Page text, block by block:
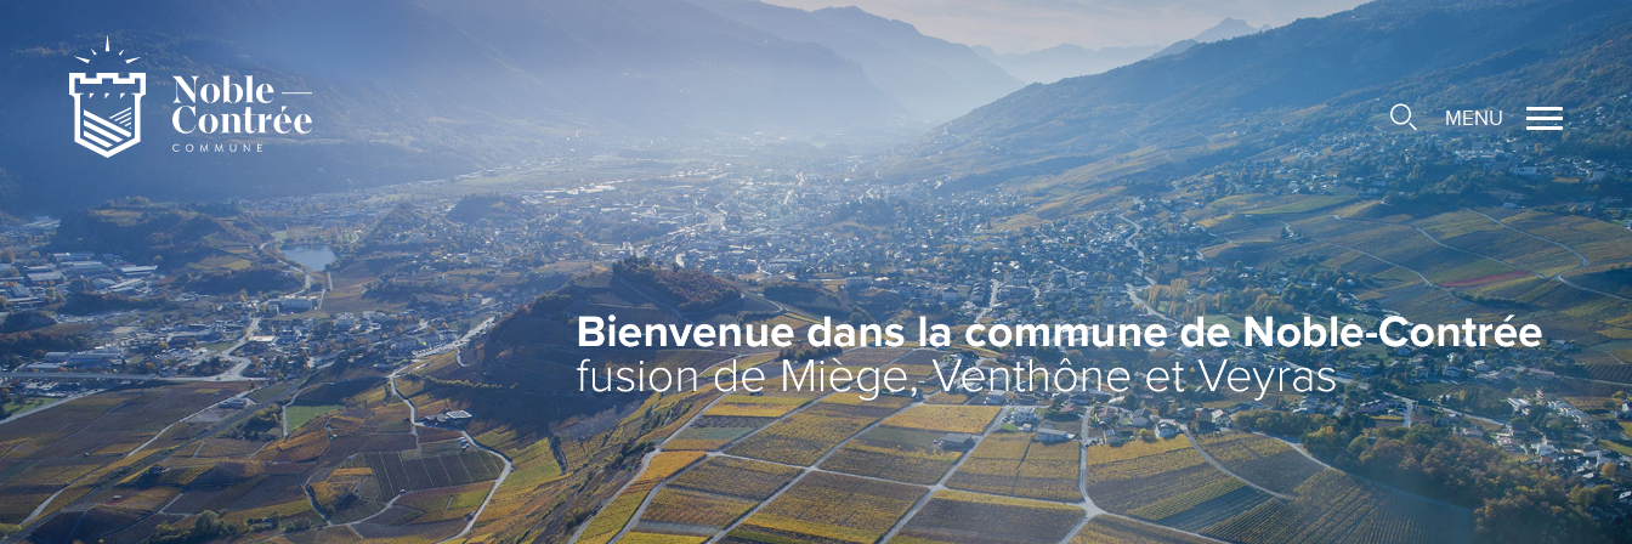
Noble-Contrée
Présentation de la commune
Noble-Contrée en chiffres
Pactes d’amitié
Journal "en commun"
Application mobile
Actualités
Administration
Autorités
Administration communale
Guichet d’accueil
Finances et fiscalité
Edilité et constructions
Travaux publics
Vie locale
Associations/Sociétés locales
Economie
Ecoles et Structure d'Accueil de
l'Enfance
Santé et social
Vie religieuse
>
MENU